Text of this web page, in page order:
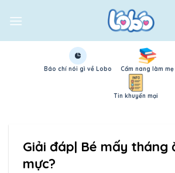
Báo chí nói gì về Lobo Cẩm nang làm mẹ
Tin khuyến mại
Giải đáp| Bé mấy tháng
mực?